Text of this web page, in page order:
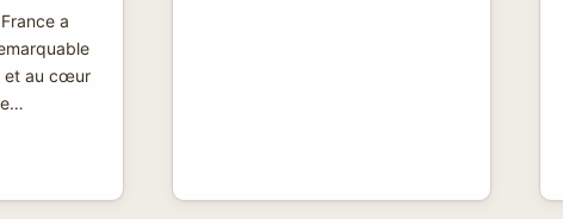
a
et au cœur
DES